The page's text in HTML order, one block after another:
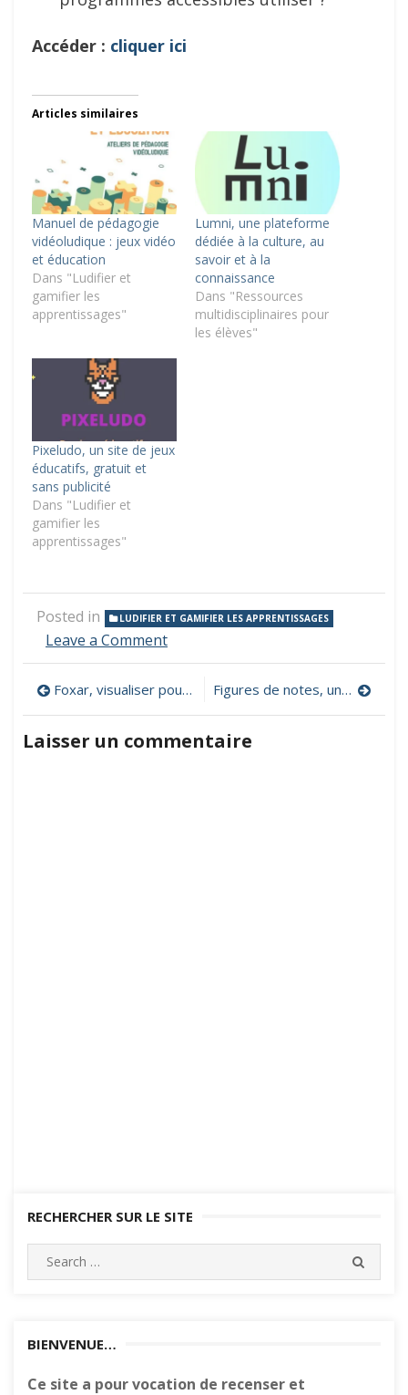
Accéder : cliquer ici
Articles similaires
Manuel de pédagogie
vidéoludique : jeux vidéo
et éducation
Dans "Ludifier et
gamifier les
apprentissages"
Lumni, une plateforme
dédiée à la culture, au
savoir et à la
connaissance
Dans "Ressources
multidisciplinaires pour
les élèves"
Pixeludo, un site de jeux
éducatifs, gratuit et
sans publicité
Dans "Ludifier et
gamifier les
apprentissages"
Posted in LUDIFIER ET GAMIFIER LES APPRENTISSAGES
Leave a Commenton
et
éducation,
ateliers
de
Navigation
de
l’article
Foxar, visualiser pour mieux comprendre Figures de notes, un site interactif pour découvrir un orchestre
Laisser un commentaire
RECHERCHER SUR LE SITE
Search
for:
BIENVENUE…
Ce site a pour vocation de recenser et